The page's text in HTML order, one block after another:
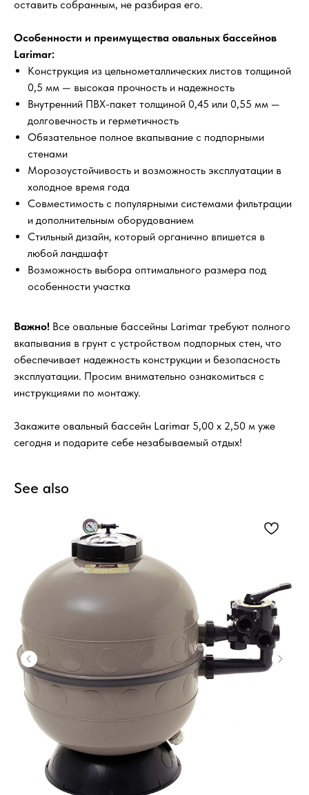
оставить собранным, не разбирая его.
Особенности и преимущества овальных бассейнов
Larimar:
Конструкция из цельнометаллических листов толщиной
0,5 мм — высокая прочность и надежность
Внутренний ПВХ-пакет толщиной 0,45 или 0,55 мм —
долговечность и герметичность
Обязательное полное вкапывание с подпорными
стенами
Морозоустойчивость и возможность эксплуатации в
холодное время года
Совместимость с популярными системами фильтрации
и дополнительным оборудованием
Стильный дизайн, который органично впишется в
любой ландшафт
Возможность выбора оптимального размера под
особенности участка
Важно! Все овальные бассейны Larimar требуют полного
вкапывания в грунт с устройством подпорных стен, что
обеспечивает надежность конструкции и безопасность
эксплуатации. Просим внимательно ознакомиться с
инструкциями по монтажу.
Закажите овальный бассейн Larimar 5,00 х 2,50 м уже
сегодня и подарите себе незабываемый отдых!
See also